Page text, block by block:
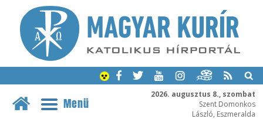
2026. augusztus 8., szombat
Szent Domonkos
László, Eszmeralda
Menü